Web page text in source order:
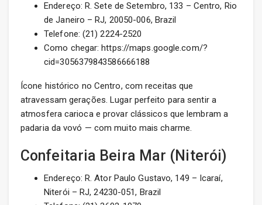
Endereço: R. Sete de Setembro, 133 – Centro, Rio
de Janeiro – RJ, 20050-006, Brazil
Telefone: (21) 2224-2520
Como chegar: https://maps.google.com/?
cid=3056379843586666188
Ícone histórico no Centro, com receitas que
atravessam gerações. Lugar perfeito para sentir a
atmosfera carioca e provar clássicos que lembram a
padaria da vovó — com muito mais charme.
Confeitaria Beira Mar (Niterói)
Endereço: R. Ator Paulo Gustavo, 149 – Icaraí,
Niterói – RJ, 24230-051, Brazil